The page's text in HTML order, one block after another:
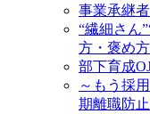
事業承継
“繊細さん
方・褒め
部下育成
～もう採
期離職防